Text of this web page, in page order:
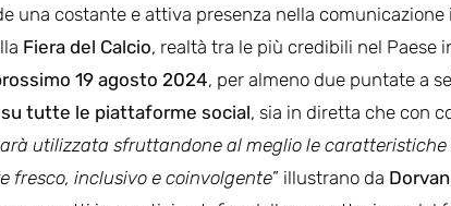
una costante e attiva presenza nella
Fiera del Calcio, realtà tra le più credibili nel
19 agosto 2024, per almeno due puntate a
tutte le piattaforme social, sia in diretta che con
utilizzata sfruttandone al meglio le
fresco, inclusivo e coinvolgente” illustrano da Dorvan